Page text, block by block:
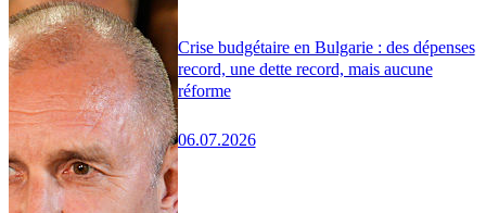
Crise budgétaire en Bulgarie : des dépenses
record, une dette record, mais aucune
réforme
06.07.2026